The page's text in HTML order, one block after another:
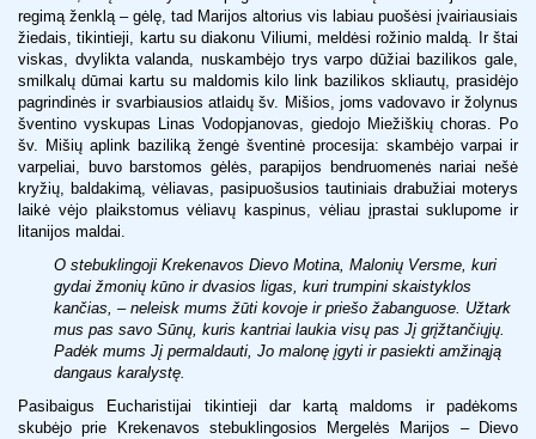
regimą ženklą – gėlę, tad Marijos altorius vis labiau puošėsi įvairiausiais
žiedais, tikintieji, kartu su diakonu Viliumi, meldėsi rožinio maldą. Ir štai
viskas, dvylikta valanda, nuskambėjo trys varpo dūžiai bazilikos gale,
smilkalų dūmai kartu su maldomis kilo link bazilikos skliautų, prasidėjo
pagrindinės ir svarbiausios atlaidų šv. Mišios, joms vadovavo ir žolynus
šventino vyskupas Linas Vodopjanovas, giedojo Miežiškių choras. Po
šv. Mišių aplink baziliką žengė šventinė procesija: skambėjo varpai ir
varpeliai, buvo barstomos gėlės, parapijos bendruomenės nariai nešė
kryžių, baldakimą, vėliavas, pasipuošusios tautiniais drabužiai moterys
laikė vėjo plaikstomus vėliavų kaspinus, vėliau įprastai suklupome ir
litanijos maldai.
O stebuklingoji Krekenavos Dievo Motina, Malonių Versme, kuri
gydai žmonių kūno ir dvasios ligas, kuri trumpini skaistyklos
kančias, – neleisk mums žūti kovoje ir priešo žabanguose. Užtark
mus pas savo Sūnų, kuris kantriai laukia visų pas Jį grįžtančiųjų.
Padėk mums Jį permaldauti, Jo malonę įgyti ir pasiekti amžinąją
dangaus karalystę.
Pasibaigus Eucharistijai tikintieji dar kartą maldoms ir padėkoms
skubėjo prie Krekenavos stebuklingosios Mergelės Marijos – Dievo